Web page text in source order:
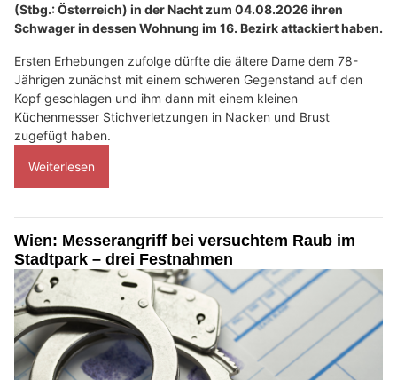
(Stbg.: Österreich) in der Nacht zum 04.08.2026 ihren
Schwager in dessen Wohnung im 16. Bezirk attackiert haben.
Ersten Erhebungen zufolge dürfte die ältere Dame dem 78-
Jährigen zunächst mit einem schweren Gegenstand auf den
Kopf geschlagen und ihm dann mit einem kleinen
Küchenmesser Stichverletzungen in Nacken und Brust
zugefügt haben.
Weiterlesen
Wien: Messerangriff bei versuchtem Raub im
Stadtpark – drei Festnahmen